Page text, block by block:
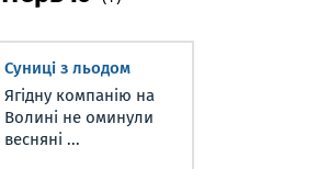
Суниці з льодом
Ягідну компанію на
Волині не оминули
весняні ...